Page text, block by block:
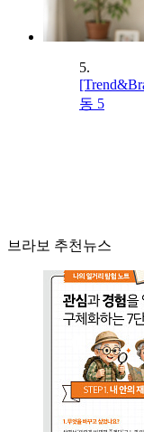
5.
동 5
브라보 추천뉴스